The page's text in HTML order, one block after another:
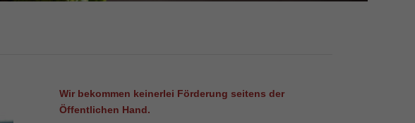
Wir bekommen keinerlei Förderung seitens der
Öffentlichen Hand.